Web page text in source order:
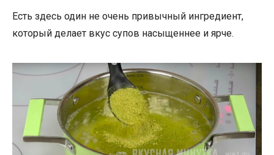
Есть здесь один не очень привычный ингредиент,
который делает вкус супов насыщеннее и ярче.